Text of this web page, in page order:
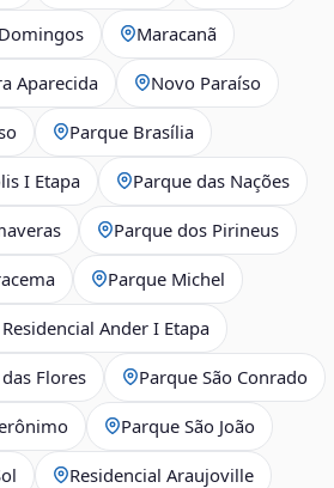
Maracanã
Aparecida Novo Paraíso
Parque Brasília
I Etapa Parque das Nações
Parque dos Pirineus
Parque Michel
Ander I Etapa
Flores Parque São Conrado
Parque São João
Residencial Araujoville